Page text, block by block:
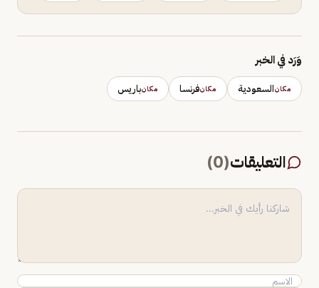
وَرَد في الخبر
مكانالسعودية مكانفرنسا مكانباريس
التعليقات(
0
)